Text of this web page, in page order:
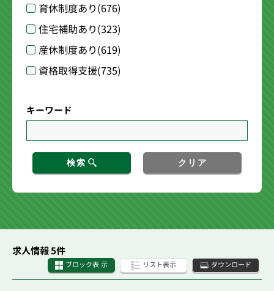
育休制度あり(676)
住宅補助あり(323)
産休制度あり(619)
資格取得支援(735)
キーワード
検索 クリア
求人情報 5件
ブロック表 示 リスト表示 ダウンロード